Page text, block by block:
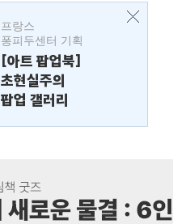
프랑스
퐁피두센터 기획
[아트 팝업북]
초현실주의
팝업 갤러리